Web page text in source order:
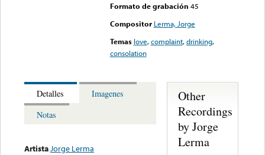
Formato de grabación 45
Compositor Lerma, Jorge
Temas love,complaint,drinking,
consolation
Detalles
Imagenes
Notas
ArtistaJorge Lerma
Other
Recordings
by Jorge
Lerma